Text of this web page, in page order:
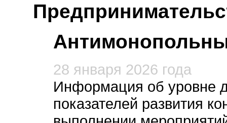
28 января 2026 года
Информация об уровне
показателей развития